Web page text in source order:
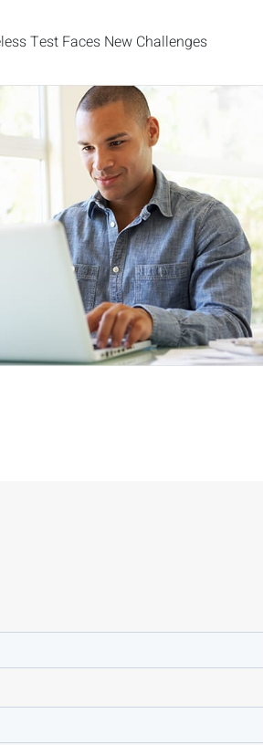
Test Faces New Challenges